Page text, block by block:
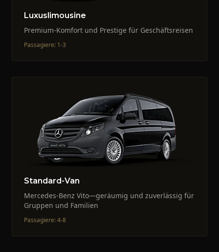
Luxuslimousine
Premium-Komfort und Prestige für Geschäftsreisen
Passagiere: 1-3
Standard-Van
Mercedes-Benz Vito—geräumig und zuverlässig für
Gruppen und Familien
Passagiere:4-8